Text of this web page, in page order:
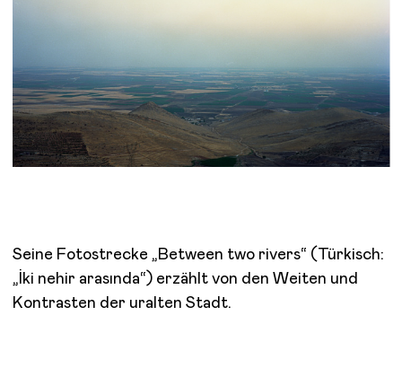
Seine Fotostrecke „Between two rivers“ (Türkisch:
„İki nehir arasında“) erzählt von den Weiten und
Kontrasten der uralten Stadt.